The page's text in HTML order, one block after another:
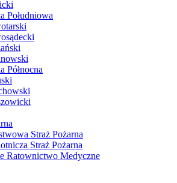
Południowa
Północna
Straż Pożarna
Straż Pożarna
Ratownictwo Medyczne